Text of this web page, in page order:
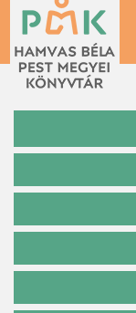
Ugrás
tartalomra
Katalógus